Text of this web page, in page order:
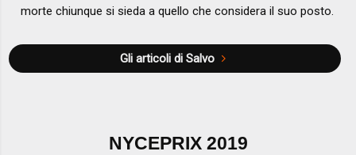
morte chiunque si sieda a quello che considera il suo posto.
Gli articoli di Salvo
NYCEPRIX 2019